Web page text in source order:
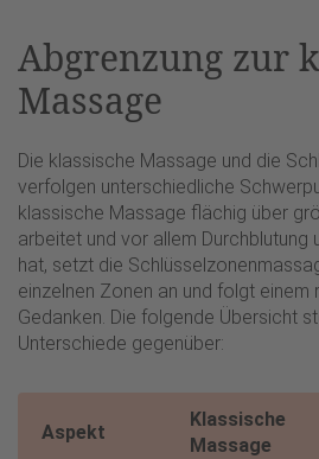
Abgrenzung zur
Massage
Die klassische Massage und die
verfolgen unterschiedliche
klassische Massage flächig über
arbeitet und vor allem Durchblutung
hat, setzt die
einzelnen Zonen an und folgt einem
Gedanken. Die folgende Übersicht
Unterschiede gegenüber:
Aspekt
Klassische
Massage